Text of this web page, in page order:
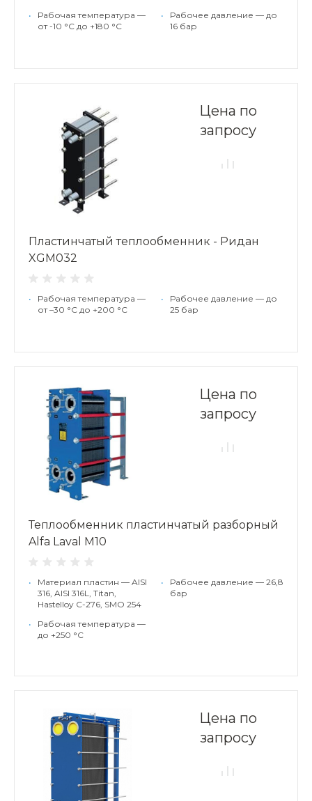
•
Рабочая температура —
от -10 °С до +180 °С
•
Рабочее давление — до
16 бар
Цена по
запросу
Пластинчатый теплообменник - Ридан
XGM032
•
Рабочая температура —
от –30 °С до +200 °С
•
Рабочее давление — до
25 бар
Цена по
запросу
Теплообменник пластинчатый разборный
Alfa Laval M10
•
Материал пластин — AISI
316, AISI 316L, Titan,
Hastelloy C-276, SMO 254
•
Рабочая температура —
до +250 °С
•
Рабочее давление — 26,8
бар
Цена по
запросу